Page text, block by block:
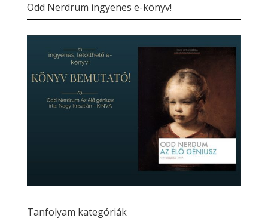
Odd Nerdrum ingyenes e-könyv!
Tanfolyam kategóriák